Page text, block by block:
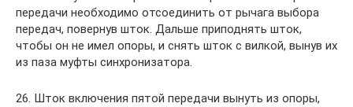
передачи необходимо отсоединить от рычага выбора
передач, повернув шток. Дальше приподнять шток,
чтобы он не имел опоры, и снять шток с вилкой, вынув их
из паза муфты синхронизатора.
26. Шток включения пятой передачи вынуть из опоры,